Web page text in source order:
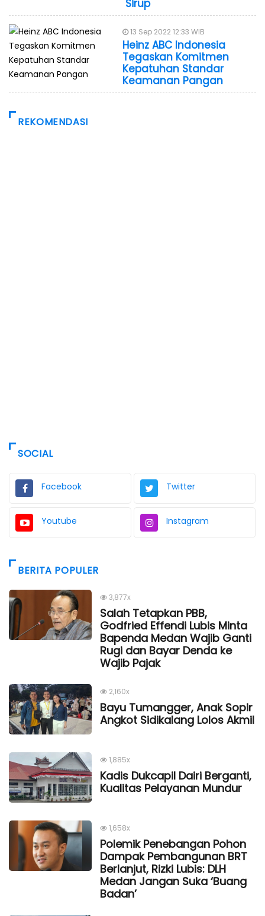
Sirup
13 Sep 2022 12:33 WIB
Heinz ABC Indonesia
Tegaskan Komitmen
Kepatuhan Standar
Keamanan Pangan
REKOMENDASI
SOCIAL
Facebook Twitter
Youtube Instagram
BERITA POPULER
3,877x
Salah Tetapkan PBB,
Godfried Effendi Lubis Minta
Bapenda Medan Wajib Ganti
Rugi dan Bayar Denda ke
Wajib Pajak
2,160x
Bayu Tumangger, Anak Sopir
Angkot Sidikalang Lolos Akmil
1,885x
Kadis Dukcapil Dairi Berganti,
Kualitas Pelayanan Mundur
1,658x
Polemik Penebangan Pohon
Dampak Pembangunan BRT
Berlanjut, Rizki Lubis: DLH
Medan Jangan Suka ‘Buang
Badan’